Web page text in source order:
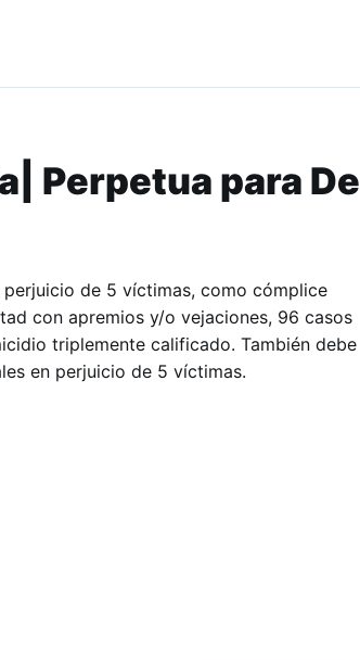
Perpetua para De
de 5 víctimas, como cómplice
con apremios y/o vejaciones, 96 casos
triplemente calificado. También debe
en perjuicio de 5 víctimas.